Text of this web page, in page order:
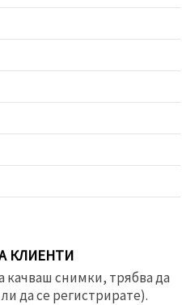
КЛИЕНТИ
снимки, трябва да
да се регистрирате).